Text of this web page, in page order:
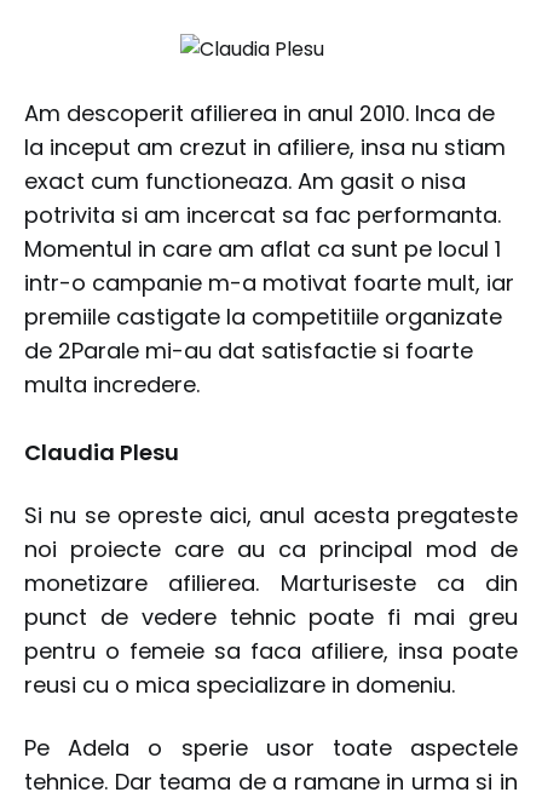
Am descoperit afilierea in anul 2010. Inca de
la inceput am crezut in afiliere, insa nu stiam
exact cum functioneaza. Am gasit o nisa
potrivita si am incercat sa fac performanta.
Momentul in care am aflat ca sunt pe locul 1
intr-o campanie m-a motivat foarte mult, iar
premiile castigate la competitiile organizate
de 2Parale mi-au dat satisfactie si foarte
multa incredere.
Claudia Plesu
Si nu se opreste aici, anul acesta pregateste
noi proiecte care au ca principal mod de
monetizare afilierea. Marturiseste ca din
punct de vedere tehnic poate fi mai greu
pentru o femeie sa faca afiliere, insa poate
reusi cu o mica specializare in domeniu.
Pe Adela o sperie usor toate aspectele
tehnice. Dar teama de a ramane in urma si in